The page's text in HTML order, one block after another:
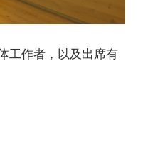
工作者，以及出席有